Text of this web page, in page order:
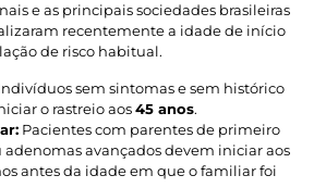
e as principais sociedades brasileiras
recentemente a idade de início
de risco habitual.
sem sintomas e sem histórico
o rastreio aos45 anos.
Pacientes com parentes de primeiro
adenomas avançados devem iniciar aos
antes da idade em que o familiar foi